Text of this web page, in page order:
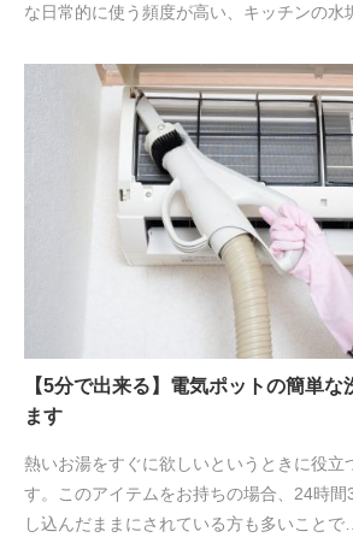
な日常的に使う頻度が高い、キッチンの水
【5分で出来る】電気ポットの簡単な
ます
熱いお湯をすぐに欲しいというときに役立
す。このアイテムをお持ちの場合、24時
し込んだままにされている方も多いことで…